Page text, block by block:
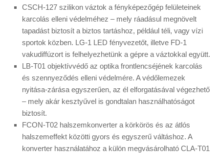
CSCH-127 szilikon váztok a fényképezőgép felületeinek
karcolás elleni védelméhez – mely ráadásul megnövelt
tapadást biztosít a biztos tartáshoz, például téli, vagy vízi
sportok közben. LG-1 LED fényvezetőt, illetve FD-1
vakudiffúzort is felhelyezhetünk a gépre a váztokkal együtt.
LB-T01 objektívvédő az optika frontlencséjének karcolás
és szennyeződés elleni védelmére. A védőlemezek
nyitása-zárása egyszerűen, az él elforgatásával végezhető
– mely akár kesztyűvel is gondtalan használhatóságot
biztosít.
FCON-T02 halszemkonverter a körkörös és az átlós
halszemeffekt közötti gyors és egyszerű váltáshoz. A
konverter használatához a külön megvásárolható CLA-T01